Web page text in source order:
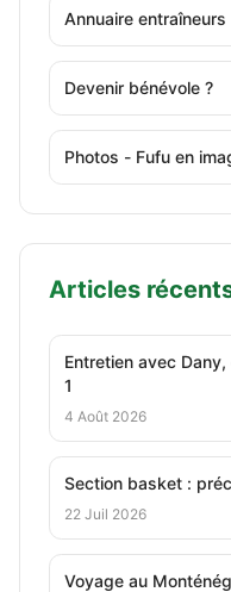
Annuaire entraîneurs
Devenir bénévole ?
Photos - Fufu en
Articles
Entretien avec
1
4 Août 2026
Section basket :
22 Juil 2026
Voyage au